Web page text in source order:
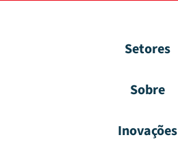
Setores
Sobre
Inovações